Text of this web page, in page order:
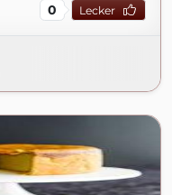
0 Lecker